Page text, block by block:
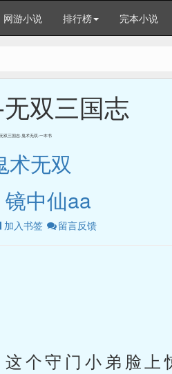
网游小说 排行榜 完本小说
双三国志
双三国志-鬼术无双-一本书
术无双
中仙aa
加入书签 留言反馈
个守门小弟脸上